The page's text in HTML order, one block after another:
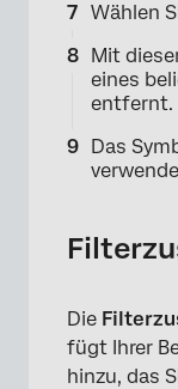
Wählen
Mit
eines
entfernt.
Das
Die
fügt Ihrer
hinzu, das